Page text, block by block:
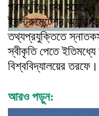
প্রস্তুতিও শুরু হয়েছে।
ইনস্ট্রুমেন্টেশন অ্যান্ড
তথ্যপ্রযুক্তিতে
স্বীকৃতি পেতে
বিশ্ববিদ্যালয়ের তরফে।
আরও পড়ুন: